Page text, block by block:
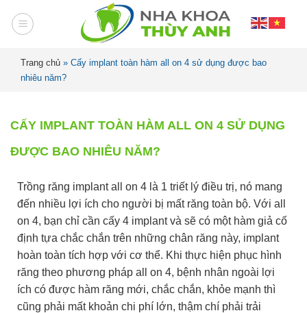
Trang chủ » Cấy implant toàn hàm all on 4 sử dụng được bao
nhiêu năm?
CẤY IMPLANT TOÀN HÀM ALL ON 4 SỬ DỤNG
ĐƯỢC BAO NHIÊU NĂM?
Trồng răng implant all on 4 là 1 triết lý điều trị, nó mang
đến nhiều lợi ích cho người bị mất răng toàn bộ. Với all
on 4, bạn chỉ cần cấy 4 implant và sẽ có một hàm giả cố
định tựa chắc chắn trên những chân răng này, implant
hoàn toàn tích hợp với cơ thể. Khi thực hiện phục hình
răng theo phương pháp all on 4, bệnh nhân ngoài lợi
ích có được hàm răng mới, chắc chắn, khỏe mạnh thì
cũng phải mất khoản chi phí lớn, thậm chí phải trải